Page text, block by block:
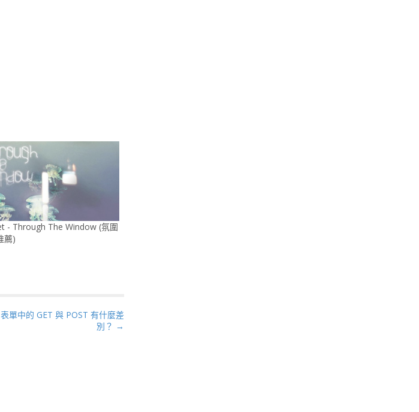
- Through The Window (氛圍
薦)
單中的 GET 與 POST 有什麼差
別？ →